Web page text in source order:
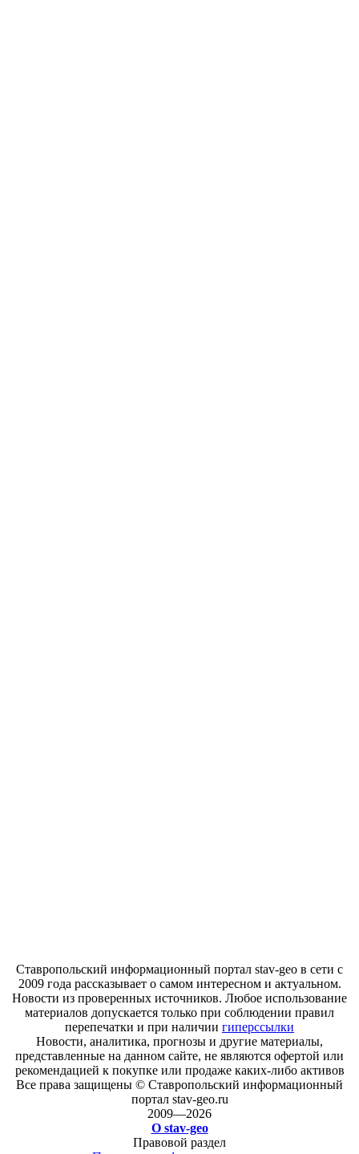
Ставропольский информационный портал stav-geo в сети с
2009 года рассказывает о самом интересном и актуальном.
Новости из проверенных источников. Любое использование
материалов допускается только при соблюдении правил
перепечатки и при наличии гиперссылки
Новости, аналитика, прогнозы и другие материалы,
представленные на данном сайте, не являются офертой или
рекомендацией к покупке или продаже каких-либо активов
Все права защищены © Ставропольский информационный
портал stav-geo.ru
2009—2026
О stav-geo
Правовой раздел